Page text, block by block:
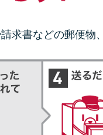
求書などの郵便物